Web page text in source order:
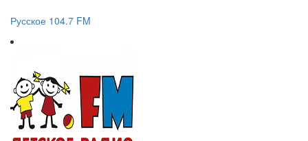
Русское 104.7 FM